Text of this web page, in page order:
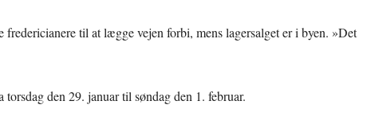
fredericianere til at lægge vejen forbi, mens lagersalget er i byen. »Det
den 29. januar til søndag den 1. februar.